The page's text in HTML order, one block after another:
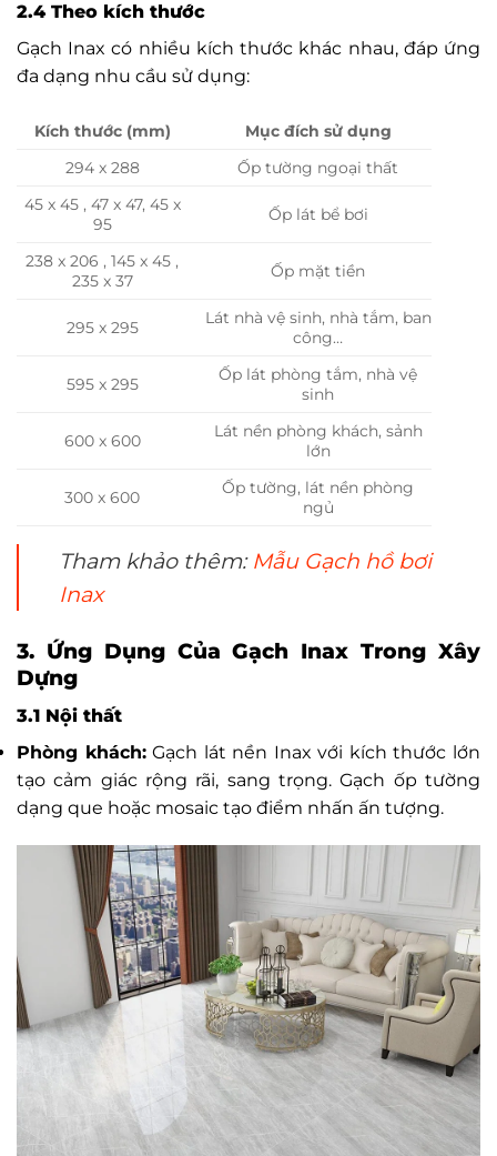
2.4 Theo kích thước
Gạch Inax có nhiều kích thước khác nhau, đáp ứng
đa dạng nhu cầu sử dụng:
Kích thước (mm)
Mục đích sử dụng
294 x 288
Ốp tường ngoại thất
45 x 45 , 47 x 47, 45 x
95
Ốp lát bể bơi
238 x 206 , 145 x 45 ,
235 x 37
Ốp mặt tiền
295 x 295
Lát nhà vệ sinh, nhà tắm, ban
công…
595 x 295
Ốp lát phòng tắm, nhà vệ
sinh
600 x 600
Lát nền phòng khách, sảnh
lớn
300 x 600
Ốp tường, lát nền phòng
ngủ
Tham khảo thêm: Mẫu Gạch hồ bơi
Inax
3. Ứng Dụng Của Gạch Inax Trong Xây
Dựng
3.1 Nội thất
Phòng khách:Gạch lát nền Inax với kích thước lớn
tạo cảm giác rộng rãi, sang trọng. Gạch ốp tường
dạng que hoặc mosaic tạo điểm nhấn ấn tượng.